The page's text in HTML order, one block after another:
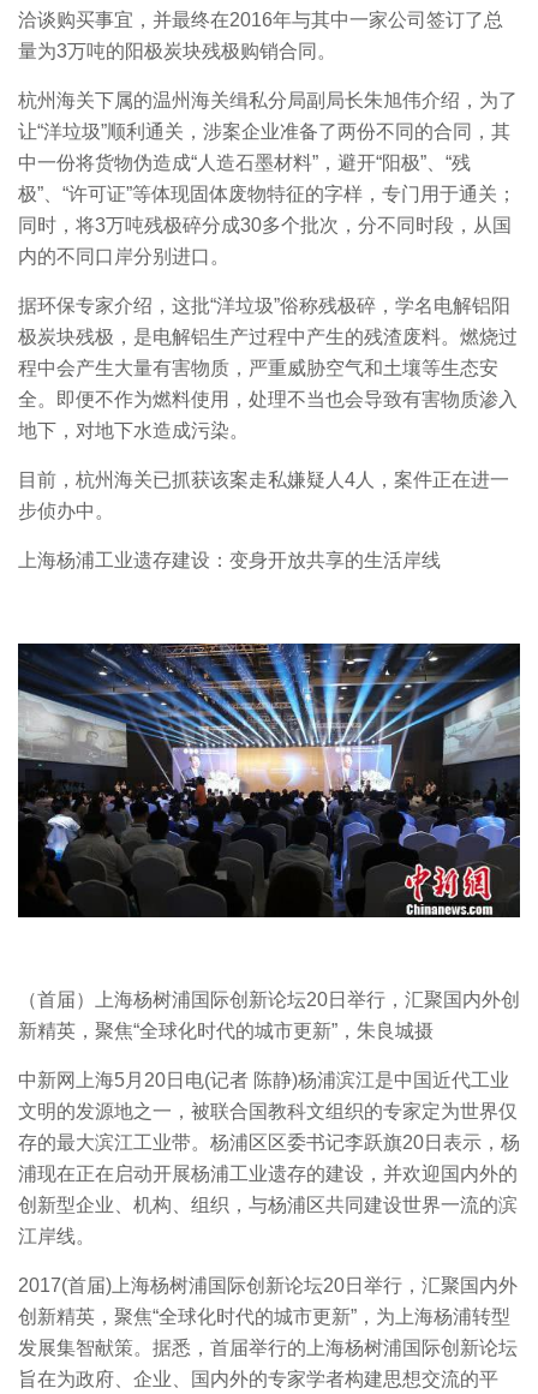
洽谈购买事宜，并最终在2016年与其中一家公司签订了总
量为3万吨的阳极炭块残极购销合同。
杭州海关下属的温州海关缉私分局副局长朱旭伟介绍，为了
让“洋垃圾”顺利通关，涉案企业准备了两份不同的合同，其
中一份将货物伪造成“人造石墨材料”，避开“阳极”、“残
极”、“许可证”等体现固体废物特征的字样，专门用于通关；
同时，将3万吨残极碎分成30多个批次，分不同时段，从国
内的不同口岸分别进口。
据环保专家介绍，这批“洋垃圾”俗称残极碎，学名电解铝阳
极炭块残极，是电解铝生产过程中产生的残渣废料。燃烧过
程中会产生大量有害物质，严重威胁空气和土壤等生态安
全。即便不作为燃料使用，处理不当也会导致有害物质渗入
地下，对地下水造成污染。
目前，杭州海关已抓获该案走私嫌疑人4人，案件正在进一
步侦办中。
上海杨浦工业遗存建设：变身开放共享的生活岸线
（首届）上海杨树浦国际创新论坛20日举行，汇聚国内外创
新精英，聚焦“全球化时代的城市更新”，朱良城摄
中新网上海5月20日电(记者 陈静)杨浦滨江是中国近代工业
文明的发源地之一，被联合国教科文组织的专家定为世界仅
存的最大滨江工业带。杨浦区区委书记李跃旗20日表示，杨
浦现在正在启动开展杨浦工业遗存的建设，并欢迎国内外的
创新型企业、机构、组织，与杨浦区共同建设世界一流的滨
江岸线。
2017(首届)上海杨树浦国际创新论坛20日举行，汇聚国内外
创新精英，聚焦“全球化时代的城市更新”，为上海杨浦转型
发展集智献策。据悉，首届举行的上海杨树浦国际创新论坛
旨在为政府、企业、国内外的专家学者构建思想交流的平